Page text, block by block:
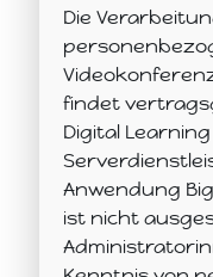
Die
findet
Digital
Anwendung
ist nicht